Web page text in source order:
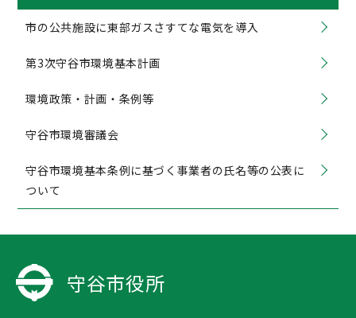
市の公共施設に東部ガスさすてな電気を導入
第3次守谷市環境基本計画
環境政策・計画・条例等
守谷市環境審議会
守谷市環境基本条例に基づく事業者の氏名等の公表に
ついて
守谷市役所